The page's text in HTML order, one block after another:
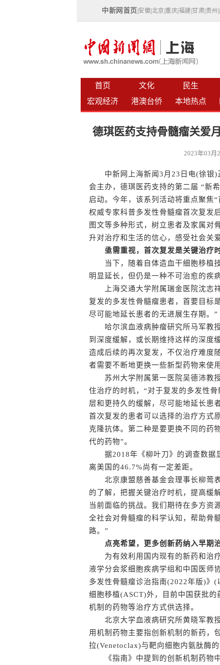
中新网首页 安徽 北京 |重庆 福建 |甘肃 贵州
首页 文化 民生
宏观经济
港澳台侨 本地热点
德琪医药支持骨髓瘤关爱
2023年03月
中新网上海新闻3月23日电(徐银)
会主办，德琪医药支持的第二届 “新
启动。今年，该系列活动将重点聚焦
权威专家科普多发性骨髓瘤首次复发
图文等多种形式，树立患者及家属对
升对治疗和生活的信心，感受社会关
亟需重视，首次复发是关键治疗
当下，随着自体造血干细胞移植技
明显延长，但仍是一种不可治愈的疾
上海交通大学附属瑞金医院沈志祥
复发的多发性骨髓瘤患者，首要目标
尽可能地延长患者的无进展生存期。”
哈尔滨血液病肿瘤研究所马军教授
到深度缓解，或长期维持这样的深度
造成后续的再次复发，不仅治疗难度
者需要不断地更换一些新型药物来使
苏州大学附属第一医院吴德沛教授
住治疗的时机，“对于复发的多发性
层和更持久的缓解，尽可能地延长患
首次复发的患者可以选择的治疗方式
克隆抗体。第二种是要更换不同的药
代的药物”。
据2018年《柳叶刀》的调查数据
离美国的46.7%尚有一定差距。
北京康盟慈善基金会理事长柳莺表
的了解，把握关键治疗时机，提高缓
当前面临的挑战。我们期待在多方资
全社会对骨髓瘤的科学认知，帮助骨
路。”
点亮希望，更多创新药纳入早期
为有效利用国内现有的新药和治疗
液学分会浆细胞疾病学组和中国医师
多发性骨髓瘤诊治指南(2022年版)》
细胞移植(ASCT)外，目前中国获批
机制的药物等治疗方式供选择。
北京大学血液病研究所黄晓军教授
用机制药物主要指创新机制的新药，
拉(Venetoclax)与靶向细胞内氨肽酶
《指南》中提到的创新机制药物中